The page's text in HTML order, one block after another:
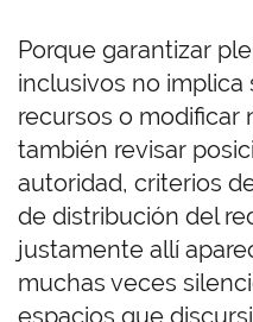
Porque garantizar
inclusivos no
recursos o modificar
también revisar
autoridad, criterios
de distribución del
justamente allí
muchas veces
espacios que